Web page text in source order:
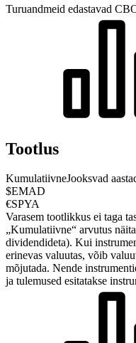
Turuandmeid edastavad
Tootlus
KumulatiivneJooksvad
$EMAD
€SPYA
Varasem tootlikkus ei taga
„Kumulatiivne“ arvutus
dividendideta). Kui
erinevas valuutas, võib
mõjutada. Nende
ja tulemused esitatakse